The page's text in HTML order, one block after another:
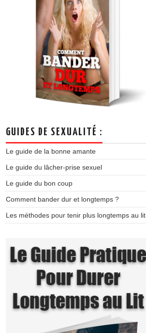
GUIDES DE SEXUALITÉ :
Le guide de la bonne amante
Le guide du lâcher-prise sexuel
Le guide du bon coup
Comment bander dur et longtemps ?
Les méthodes pour tenir plus longtemps au lit